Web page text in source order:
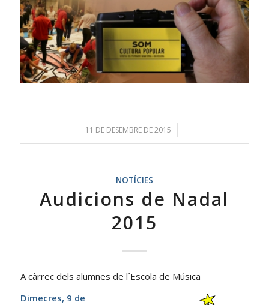
11 DE DESEMBRE DE 2015
/
NOTÍCIES
Audicions de Nadal
2015
A càrrec dels alumnes de l´Escola de Música
Dimecres, 9 de